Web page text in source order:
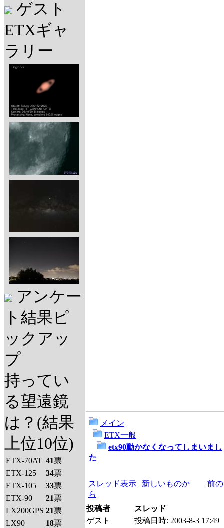
ゲスト
ETXギャ
ラリー
アンケー
ト結果ピ
ックアッ
プ
持ってい
る望遠鏡
は？(結果
上位10位)
ETX-70AT 41票
ETX-125
34票
ETX-105
33票
ETX-90
21票
LX200GPS 21票
LX90
18票
メイン
ETX一般
etx90動かなくなってしまいまし
た
スレッド表示 | 新しいものか
ら
前
投稿者
スレッド
ゲスト
投稿日時: 2003-8-3 17:49